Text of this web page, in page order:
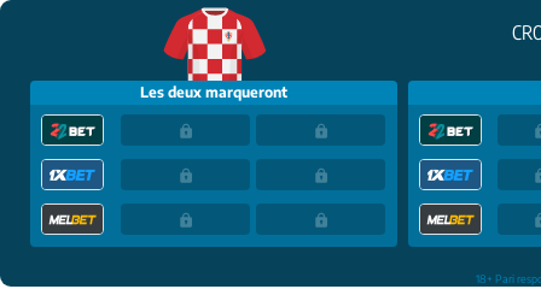
Les deux marqueront
18+ Pari